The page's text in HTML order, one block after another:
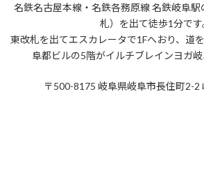
2017年3月
2017年2月
2017年1月
2016年12月
名鉄名古屋本線・名鉄各務原線 名鉄岐阜
札）を出て徒歩1分です
東改札を出てエスカレータで1Fへおり、道
阜都ビルの5階がイルチブレインヨガ岐
〒500-8175 岐阜県岐阜市長住町2-2